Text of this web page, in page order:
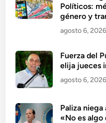
Políticos:
género y
agosto 6, 2026
Fuerza del
elija jueces
agosto 6, 2026
Paliza
«No es